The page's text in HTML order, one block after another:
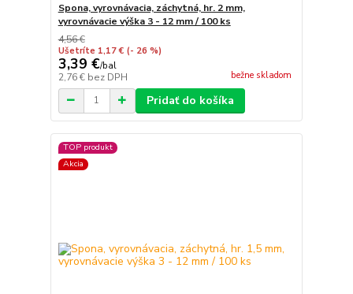
Spona, vyrovnávacia, záchytná, hr. 2 mm,
vyrovnávacie výška 3 - 12 mm / 100 ks
4,56 €
Ušetríte 1,17 € (- 26 %)
3,39 €/bal
2,76 € bez DPH bežne skladom
Pridať do košíka
TOP produkt
Akcia